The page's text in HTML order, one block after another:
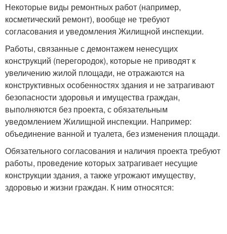
Некоторые виды ремонтных работ (например,
косметический ремонт), вообще не требуют
согласования и уведомления Жилищной инспекции.
Работы, связанные с демонтажем ненесущих
конструкций (перегородок), которые не приводят к
увеличению жилой площади, не отражаются на
конструктивных особенностях здания и не затрагивают
безопасности здоровья и имущества граждан,
выполняются без проекта, с обязательным
уведомлением Жилищной инспекции. Например:
объединение ванной и туалета, без изменения площади.
Обязательного согласования и наличия проекта требуют
работы, проведение которых затрагивает несущие
конструкции здания, а также угрожают имуществу,
здоровью и жизни граждан. К ним относятся: